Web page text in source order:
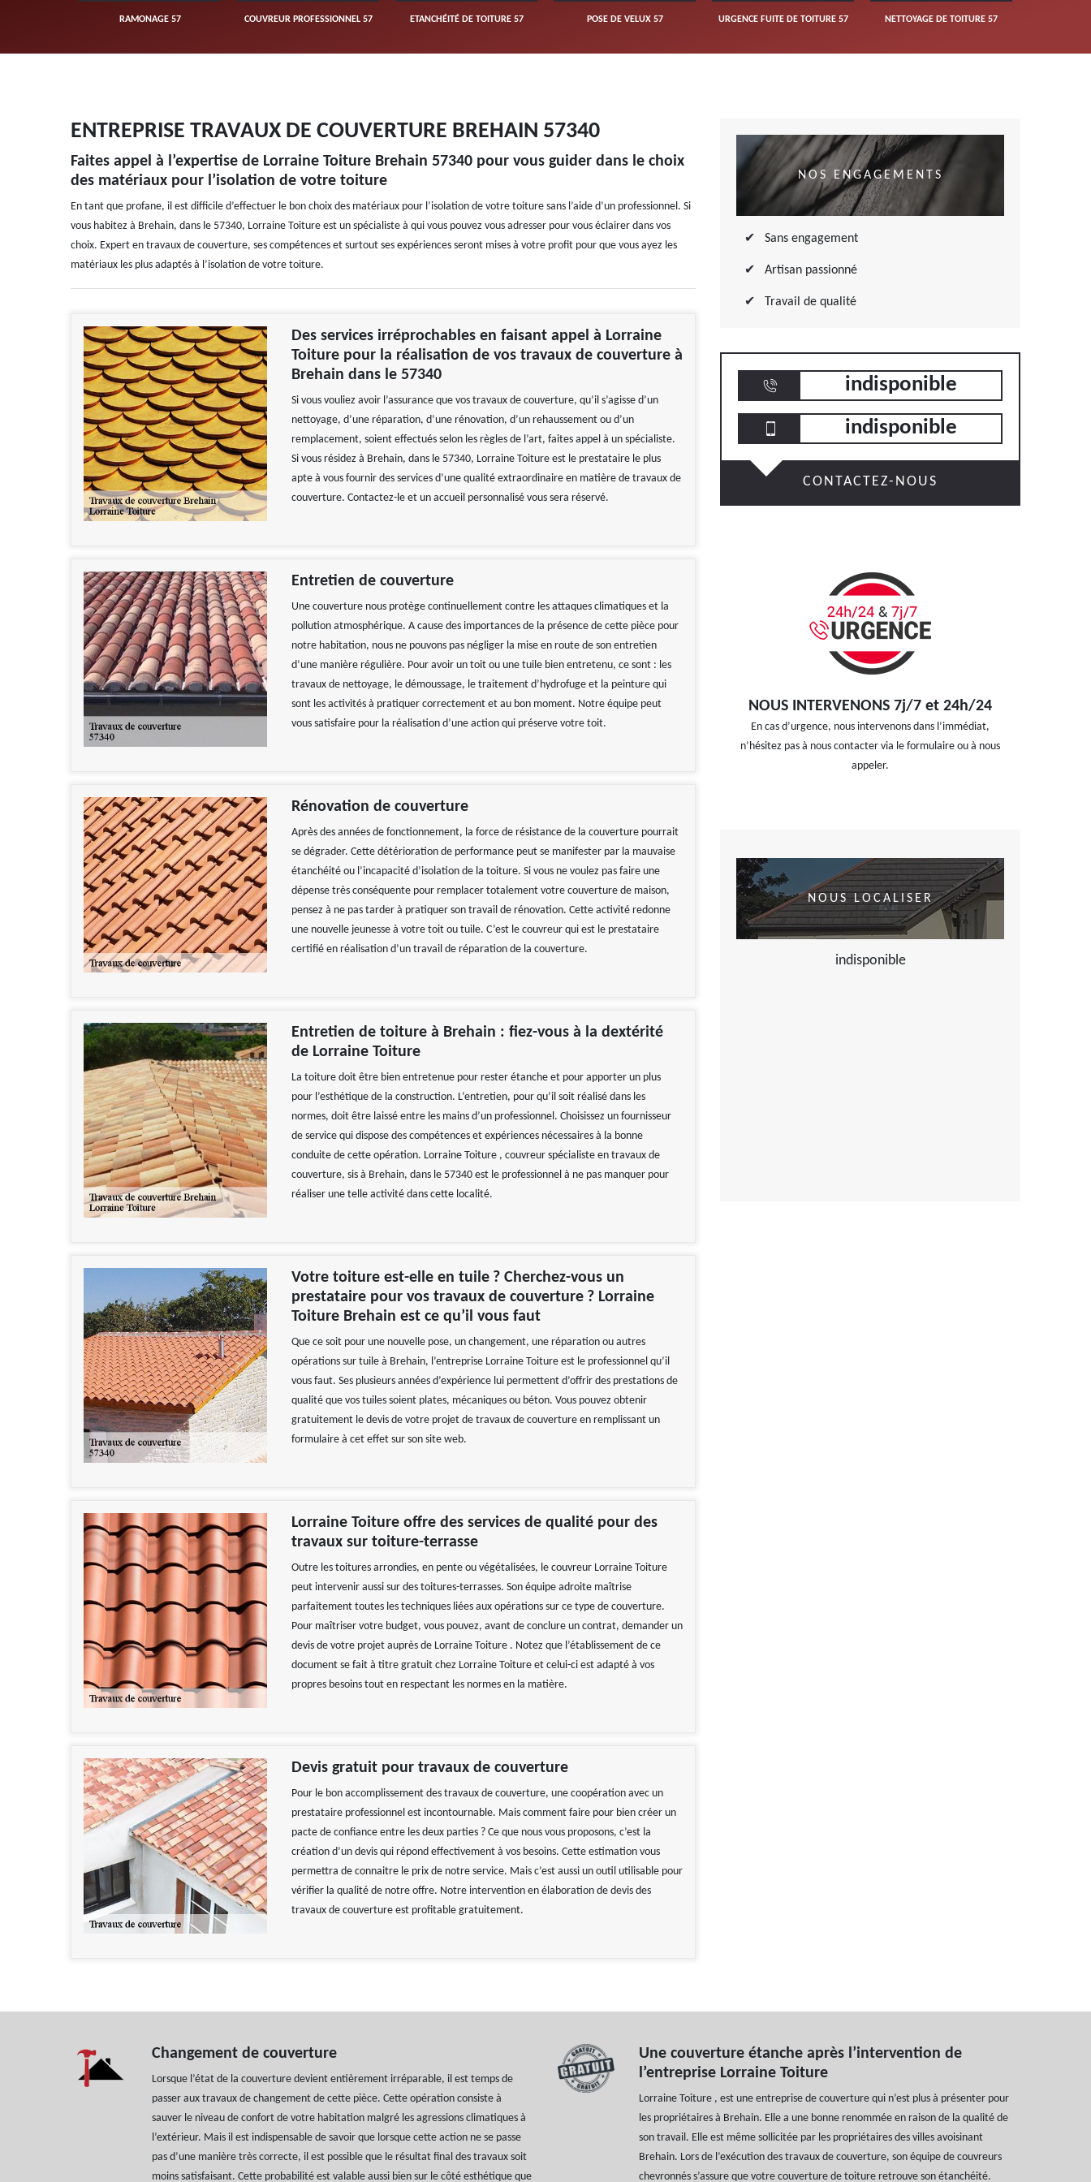
RAMONAGE 57 COUVREUR PROFESSIONNEL 57 ETANCHÉITÉ DE TOITURE 57 POSE DE VELUX 57 URGENCE FUITE DE TOITURE 57 NETTOYAGE DE TOITURE 57
ENTREPRISE TRAVAUX DE COUVERTURE BREHAIN 57340
Faites appel à l’expertise de Lorraine Toiture Brehain 57340 pour vous guider dans le choix
des matériaux pour l’isolation de votre toiture
En tant que profane, il est difficile d’effectuer le bon choix des matériaux pour l’isolation de votre toiture sans l’aide d’un professionnel. Si
vous habitez à Brehain, dans le 57340, Lorraine Toiture est un spécialiste à qui vous pouvez vous adresser pour vous éclairer dans vos
choix. Expert en travaux de couverture, ses compétences et surtout ses expériences seront mises à votre profit pour que vous ayez les
matériaux les plus adaptés à l’isolation de votre toiture.
Des services irréprochables en faisant appel à Lorraine
Toiture pour la réalisation de vos travaux de couverture à
Brehain dans le 57340
Si vous vouliez avoir l’assurance que vos travaux de couverture, qu’il s’agisse d’un
nettoyage, d’une réparation, d’une rénovation, d’un rehaussement ou d’un
remplacement, soient effectués selon les règles de l’art, faites appel à un spécialiste.
Si vous résidez à Brehain, dans le 57340, Lorraine Toiture est le prestataire le plus
apte à vous fournir des services d’une qualité extraordinaire en matière de travaux de
couverture. Contactez-le et un accueil personnalisé vous sera réservé.
Entretien de couverture
Une couverture nous protège continuellement contre les attaques climatiques et la
pollution atmosphérique. A cause des importances de la présence de cette pièce pour
notre habitation, nous ne pouvons pas négliger la mise en route de son entretien
d’une manière régulière. Pour avoir un toit ou une tuile bien entretenu, ce sont : les
travaux de nettoyage, le démoussage, le traitement d’hydrofuge et la peinture qui
sont les activités à pratiquer correctement et au bon moment. Notre équipe peut
vous satisfaire pour la réalisation d’une action qui préserve votre toit.
Rénovation de couverture
Après des années de fonctionnement, la force de résistance de la couverture pourrait
se dégrader. Cette détérioration de performance peut se manifester par la mauvaise
étanchéité ou l’incapacité d’isolation de la toiture. Si vous ne voulez pas faire une
dépense très conséquente pour remplacer totalement votre couverture de maison,
pensez à ne pas tarder à pratiquer son travail de rénovation. Cette activité redonne
une nouvelle jeunesse à votre toit ou tuile. C’est le couvreur qui est le prestataire
certifié en réalisation d’un travail de réparation de la couverture.
Entretien de toiture à Brehain : fiez-vous à la dextérité
de Lorraine Toiture
La toiture doit être bien entretenue pour rester étanche et pour apporter un plus
pour l’esthétique de la construction. L’entretien, pour qu’il soit réalisé dans les
normes, doit être laissé entre les mains d’un professionnel. Choisissez un fournisseur
de service qui dispose des compétences et expériences nécessaires à la bonne
conduite de cette opération. Lorraine Toiture , couvreur spécialiste en travaux de
couverture, sis à Brehain, dans le 57340 est le professionnel à ne pas manquer pour
réaliser une telle activité dans cette localité.
Votre toiture est-elle en tuile ? Cherchez-vous un
prestataire pour vos travaux de couverture ? Lorraine
Toiture Brehain est ce qu’il vous faut
Que ce soit pour une nouvelle pose, un changement, une réparation ou autres
opérations sur tuile à Brehain, l’entreprise Lorraine Toiture est le professionnel qu’il
vous faut. Ses plusieurs années d’expérience lui permettent d’offrir des prestations de
qualité que vos tuiles soient plates, mécaniques ou béton. Vous pouvez obtenir
gratuitement le devis de votre projet de travaux de couverture en remplissant un
formulaire à cet effet sur son site web.
Lorraine Toiture offre des services de qualité pour des
travaux sur toiture-terrasse
Outre les toitures arrondies, en pente ou végétalisées, le couvreur Lorraine Toiture
peut intervenir aussi sur des toitures-terrasses. Son équipe adroite maîtrise
parfaitement toutes les techniques liées aux opérations sur ce type de couverture.
Pour maîtriser votre budget, vous pouvez, avant de conclure un contrat, demander un
devis de votre projet auprès de Lorraine Toiture . Notez que l’établissement de ce
document se fait à titre gratuit chez Lorraine Toiture et celui-ci est adapté à vos
propres besoins tout en respectant les normes en la matière.
Devis gratuit pour travaux de couverture
Pour le bon accomplissement des travaux de couverture, une coopération avec un
prestataire professionnel est incontournable. Mais comment faire pour bien créer un
pacte de confiance entre les deux parties ? Ce que nous vous proposons, c’est la
création d’un devis qui répond effectivement à vos besoins. Cette estimation vous
permettra de connaitre le prix de notre service. Mais c’est aussi un outil utilisable pour
vérifier la qualité de notre offre. Notre intervention en élaboration de devis des
travaux de couverture est profitable gratuitement.
NOS ENGAGEMENTS
Sans engagement
Artisan passionné
Travail de qualité
indisponible
indisponible
CONTACTEZ-NOUS
NOUS INTERVENONS 7j/7 et 24h/24
En cas d’urgence, nous intervenons dans l’immédiat,
n’hésitez pas à nous contacter via le formulaire ou à nous
appeler.
NOUS LOCALISER
indisponible
Changement de couverture
Lorsque l’état de la couverture devient entièrement irréparable, il est temps de
passer aux travaux de changement de cette pièce. Cette opération consiste à
sauver le niveau de confort de votre habitation malgré les agressions climatiques à
l’extérieur. Mais il est indispensable de savoir que lorsque cette action ne se passe
pas d’une manière très correcte, il est possible que le résultat final des travaux soit
moins satisfaisant. Cette probabilité est valable aussi bien sur le côté esthétique que
Une couverture étanche après l’intervention de
l’entreprise Lorraine Toiture
Lorraine Toiture , est une entreprise de couverture qui n’est plus à présenter pour
les propriétaires à Brehain. Elle a une bonne renommée en raison de la qualité de
son travail. Elle est même sollicitée par les propriétaires des villes avoisinant
Brehain. Lors de l’exécution des travaux de couverture, son équipe de couvreurs
chevronnés s’assure que votre couverture de toiture retrouve son étanchéité.